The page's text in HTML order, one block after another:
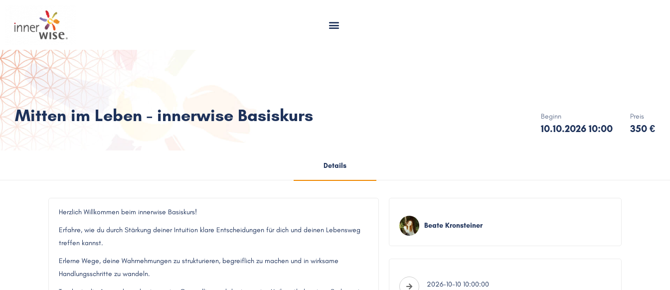
Mitten im Leben - innerwise Basiskurs Beginn
10.10.2026 10:00
Preis
350 €
Details
Herzlich Willkommen beim innerwise Basiskurs!
Erfahre, wie du durch Stärkung deiner Intuition klare Entscheidungen für dich und deinen Lebensweg
treffen kannst.
Erlerne Wege, deine Wahrnehmungen zu strukturieren, begreiflich zu machen und in wirksame
Handlungsschritte zu wandeln.
Beate Kronsteiner
2026-10-10 10:00:00